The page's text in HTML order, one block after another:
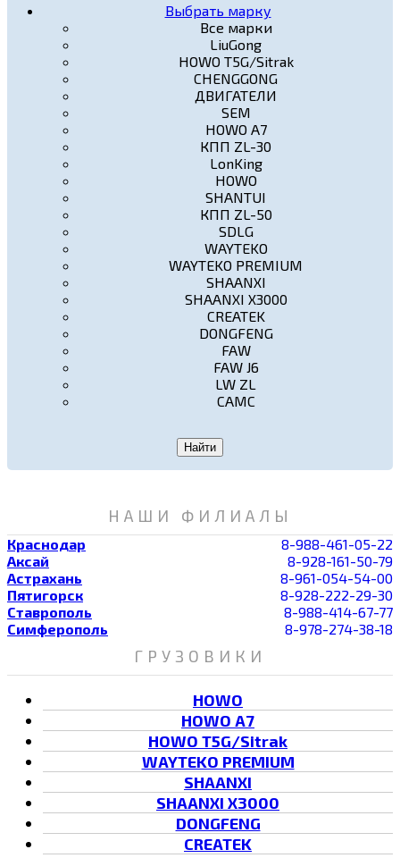
Выбрать марку
Все марки
LiuGong
HOWO T5G/Sitrak
CHENGGONG
ДВИГАТЕЛИ
SEM
HOWO A7
КПП ZL-30
LonKing
HOWO
SHANTUI
КПП ZL-50
SDLG
WAYTEKO
WAYTEKO PREMIUM
SHAANXI
SHAANXI X3000
CREATEK
DONGFENG
FAW
FAW J6
LW ZL
CAMC
Найти
НАШИ ФИЛИАЛЫ
Краснодар
8-988-461-05-22
Аксай
8-928-161-50-79
Астрахань
8-961-054-54-00
Пятигорск
8-928-222-29-30
Ставрополь
8-988-414-67-77
Симферополь
8-978-274-38-18
ГРУЗОВИКИ
HOWO
HOWO A7
HOWO T5G/Sitrak
WAYTEKO PREMIUM
SHAANXI
SHAANXI X3000
DONGFENG
CREATEK